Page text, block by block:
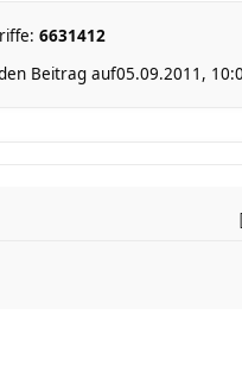
6631412
05.09.2011,
Beitrag auf